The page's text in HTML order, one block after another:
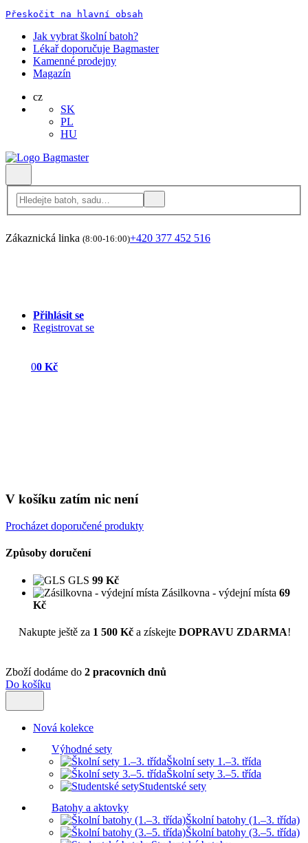
Přeskočit na hlavní obsah
Jak vybrat školní batoh?
Lékař doporučuje Bagmaster
Kamenné prodejny
Magazín
cz
SK
PL
HU
Zákaznická linka (8:00-16:00)+420 377 452 516
Přihlásit se
Registrovat se
00 Kč
V košíku zatím nic není
Procházet doporučené produkty
Způsoby doručení
GLS 99 Kč
Zásilkovna - výdejní místa 69
Kč
Nakupte ještě za 1 500 Kč a získejte DOPRAVU ZDARMA!
Zboží dodáme do 2 pracovních dnů
Do košíku
Nová kolekce
Výhodné sety
Školní sety 1.–3. třída
Školní sety 3.–5. třída
Studentské sety
Batohy a aktovky
Školní batohy (1.–3. třída)
Školní batohy (3.–5. třída)